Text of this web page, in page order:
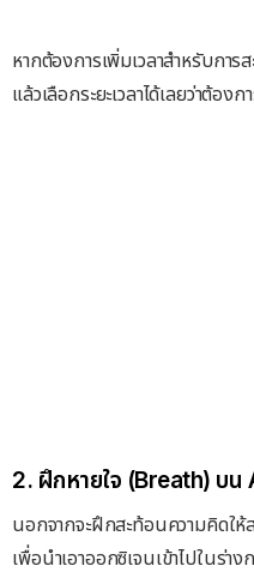
หากต้องการเพิ่มเวลาสำหรับกา
แล้วเลือกระยะเวลาได้เลยว่าต้อง
2. ฝึกหายใจ (Breath) บน
นอกจากจะฝึกสะท้อนความคิดให้
เพื่อนำเอาออกซิเจนเข้าไปในร่าง